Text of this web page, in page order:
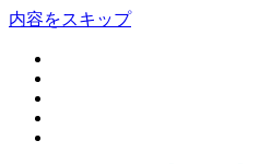
内容をスキップ